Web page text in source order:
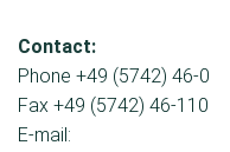
Contact:
Phone +49 (5742) 46-0
Fax +49 (5742) 46-110
E-mail: